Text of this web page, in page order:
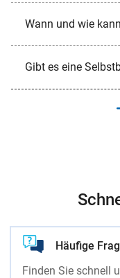
Wann und wie
Gibt es eine
Häufige
Finden Sie schnell